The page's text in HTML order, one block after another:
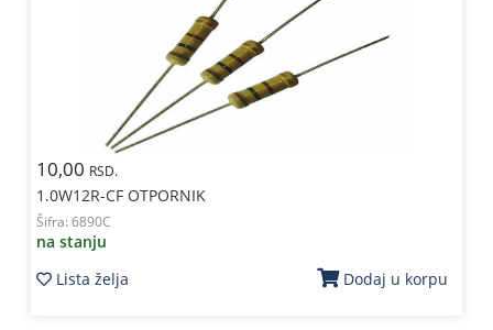
10,00 RSD.
1.0W12R-CF OTPORNIK
Šifra: 6890C
na stanju
Lista želja
Dodaj u korpu